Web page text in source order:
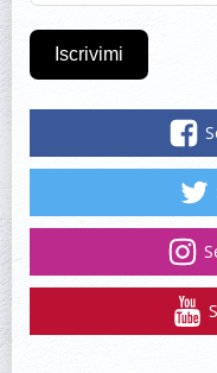
Iscrivimi